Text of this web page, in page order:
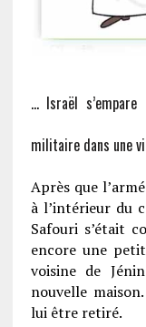
… Israël
militaire dans une
Après que
à l’intérieur du
Safouri s’était
encore une
voisine de
nouvelle
lui être retiré.